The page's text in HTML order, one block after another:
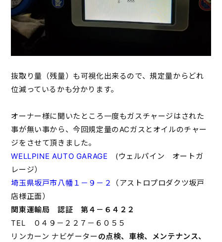
抜取り量（残量）も可視化出来るので、規定量からどれ
位減っているかも分かります。
オーナー様に聞いたところ一度もガスチャージはされた
事が無い事から、今回規定量のACガスとオイルのチャー
ジをさせて頂きました。
WELLPINE AUTO GARAGE (ウェルパイン オートガ
レージ）
埼玉県坂戸市八幡１－９－２
（アストロプロダクツ坂戸
店様正面）
関東運輸局 認証 第４－６４２２
TEL ０４９－２２７－６０５５
リンカーン ナビゲーター の点検、車検、メンテナンス、